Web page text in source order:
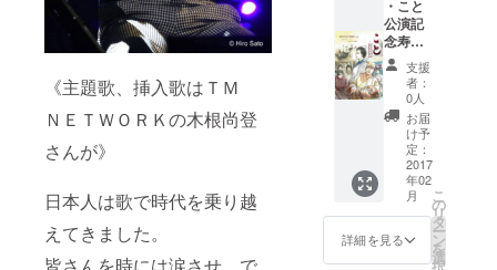
《主題歌、挿入歌はＴＭ
ＮＥＴＷＯＲＫの木根尚登
さんが》
日本人は歌で時代を乗り越
えてきました。
皆さんを時には涙させ、で
関係者
プレ
ビュー
ご招待
（５名
様ま
で） ・
サイン
入りＤ
ＶＤプ
レゼン
ト ・栄
蔵にぎ
り１０
人前 ・
・こと
公演記
念寿司
賞味会
（出演
者がカ
ウン
ターで
握りま
す）ペ
ア参加
※２月２
７日お
昼に築
地玉寿
支援
者：
0人
お届
け予
定：
2017
年02
月
詳細を見る
こ
の
リ
タ
ー
ン
を
選